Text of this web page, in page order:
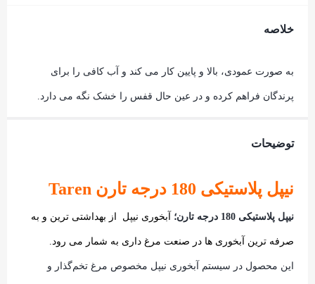
خلاصه
به صورت عمودی، بالا و پایین کار می کند و آب کافی را برای
پرندگان فراهم کرده و در عین حال قفس را خشک نگه می دارد.
توضیحات
نیپل پلاستیکی 180 درجه تارن Taren
نیپل پلاستیکی 180 درجه تارن؛ آبخوری نیپل از بهداشتی ترین و به
صرفه ترین آبخوری ها در صنعت مرغ داری به شمار می رود.
این محصول در سیستم آبخوری نیپل مخصوص مرغ تخم‌گذار و